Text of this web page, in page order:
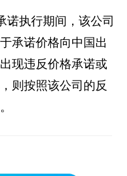
诺执行期间，该公司
承诺价格向中国出
现违反价格承诺或
则按照该公司的反